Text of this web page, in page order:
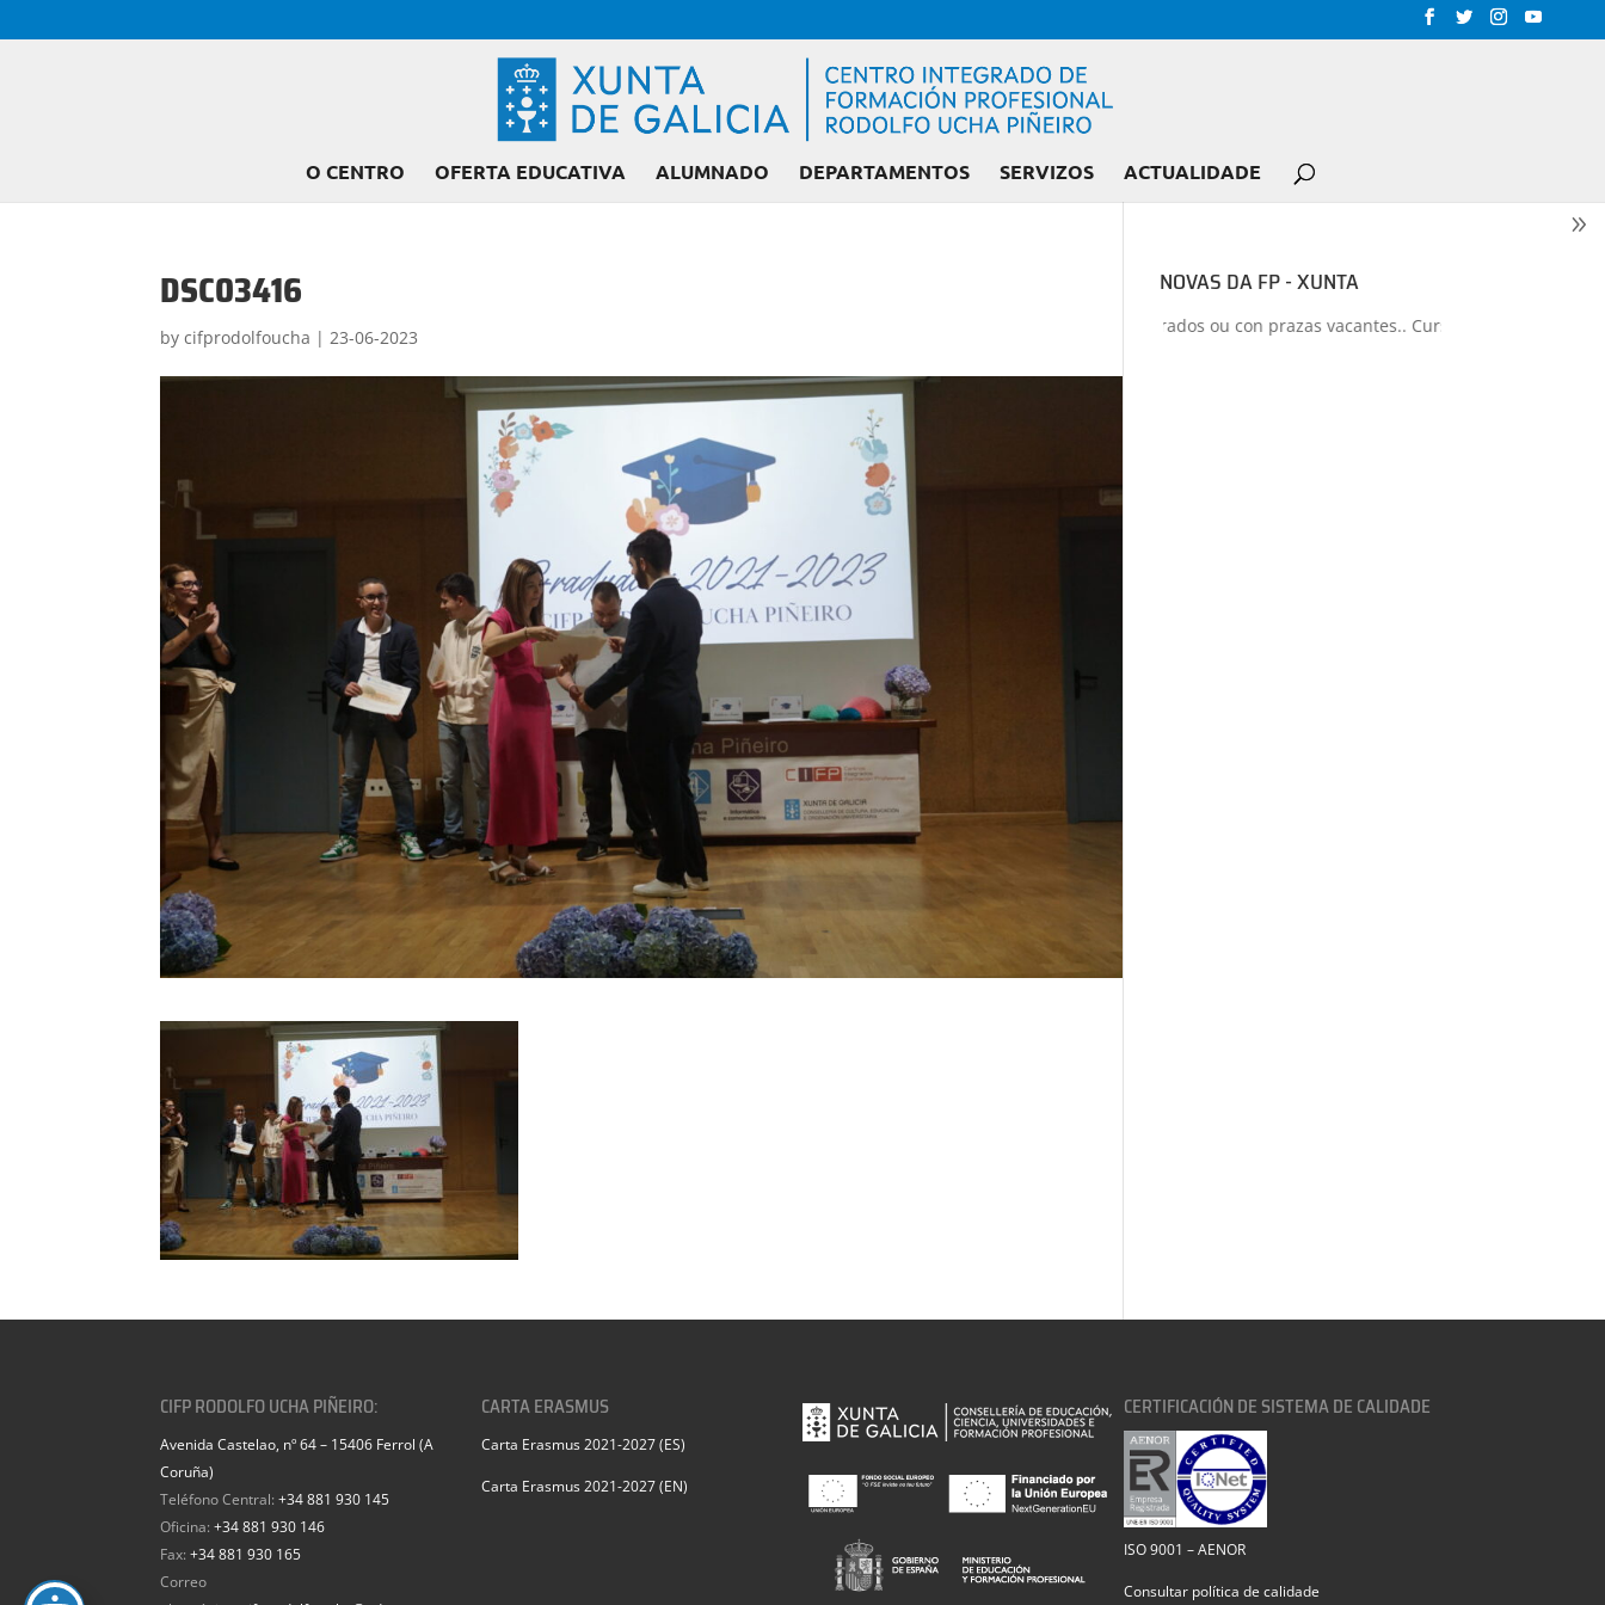
O CENTRO OFERTA EDUCATIVA ALUMNADO DEPARTAMENTOS SERVIZOS ACTUALIDADE
DSC03416
bycifprodolfoucha |23-06-2023
NOVAS DA FP - XUNTA
Admisión FP: Ciclos liberados ou con prazas vacantes.. Curso 2026-2027
CIFP RODOLFO UCHA PIÑEIRO:
Avenida Castelao, nº 64 – 15406 Ferrol (A
Coruña)
Teléfono Central:+34 881 930 145
Oficina:+34 881 930 146
Fax:+34 881 930 165
Correo
CARTA ERASMUS
Carta Erasmus 2021-2027 (ES)
Carta Erasmus 2021-2027 (EN)
CERTIFICACIÓN DE SISTEMA DE CALIDADE
ISO 9001 – AENOR
Consultar política de calidade